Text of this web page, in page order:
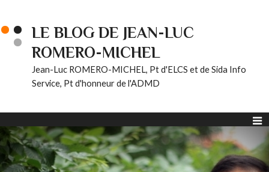
LE BLOG DE JEAN-LUC
ROMERO-MICHEL
Jean-Luc ROMERO-MICHEL, Pt d'ELCS et de Sida Info
Service, Pt d'honneur de l'ADMD